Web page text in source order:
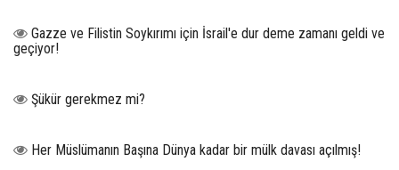
Gazze ve Filistin Soykırımı için İsrail'e dur deme zamanı geldi ve
geçiyor!
Şükür gerekmez mi?
Her Müslümanın Başına Dünya kadar bir mülk davası açılmış!